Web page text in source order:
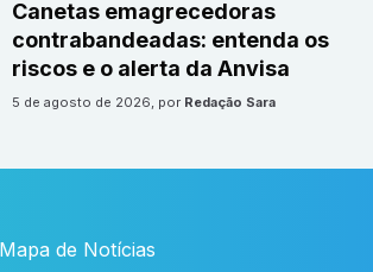
Canetas emagrecedoras
contrabandeadas: entenda os
riscos e o alerta da Anvisa
5 de agosto de 2026, por Redação Sara
Mapa de Notícias